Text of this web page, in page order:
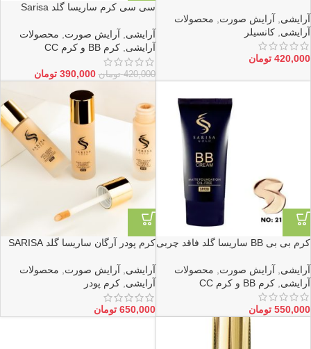
آرایشی آرایش صورت
محصولات
آرایشی کانسیلر
420,000 تومان
سی سی کرم ساریسا گلد Sarisa
آرایشی, آرایش صورت, محصولات
آرایشی, کرم BB و کرم CC
420,000 تومان 390,000 تومان
کرم بی بی BB ساریسا گلد فاقد چربی
آرایشی آرایش صورت
محصولات
آرایشی کرم BB و کرم CC
550,000 تومان
کرم پودر آرگان ساریسا گلد SARISA
آرایشی, آرایش صورت, محصولات
آرایشی, کرم پودر
650,000 تومان